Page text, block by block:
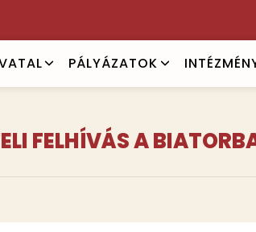
PÁLYÁZATOK
FELHÍVÁS A